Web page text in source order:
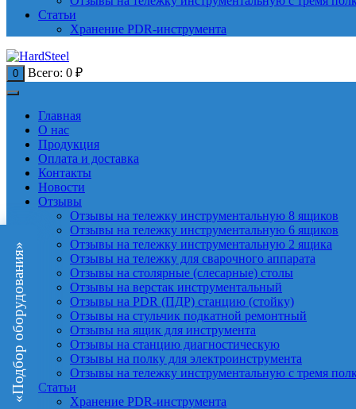
Статьи
Хранение PDR-инструмента
0 Всего: 0 ₽
Главная
О нас
Продукция
Оплата и доставка
Контакты
Новости
Отзывы
Отзывы на тележку инструментальную 8 ящиков
Отзывы на тележку инструментальную 6 ящиков
Отзывы на тележку инструментальную 2 ящика
Отзывы на тележку для сварочного аппарата
Отзывы на столярные (слесарные) столы
Отзывы на верстак инструментальный
Отзывы на PDR (ПДР) станцию (стойку)
Отзывы на стульчик подкатной ремонтный
Отзывы на ящик для инструмента
Отзывы на станцию диагностическую
Отзывы на полку для электроинструмента
Отзывы на тележку инструментальную с тремя
Статьи
Хранение PDR-инструмента
«Подбор оборудования»